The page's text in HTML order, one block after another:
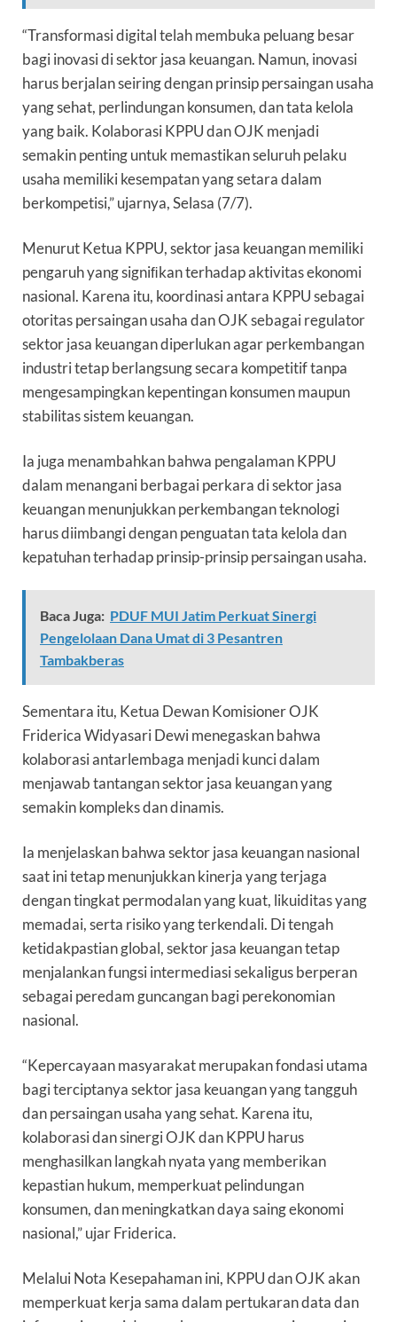
“Transformasi digital telah membuka peluang besar
bagi inovasi di sektor jasa keuangan. Namun, inovasi
harus berjalan seiring dengan prinsip persaingan usaha
yang sehat, perlindungan konsumen, dan tata kelola
yang baik. Kolaborasi KPPU dan OJK menjadi
semakin penting untuk memastikan seluruh pelaku
usaha memiliki kesempatan yang setara dalam
berkompetisi,” ujarnya, Selasa (7/7).
Menurut Ketua KPPU, sektor jasa keuangan memiliki
pengaruh yang signiﬁkan terhadap aktivitas ekonomi
nasional. Karena itu, koordinasi antara KPPU sebagai
otoritas persaingan usaha dan OJK sebagai regulator
sektor jasa keuangan diperlukan agar perkembangan
industri tetap berlangsung secara kompetitif tanpa
mengesampingkan kepentingan konsumen maupun
stabilitas sistem keuangan.
Ia juga menambahkan bahwa pengalaman KPPU
dalam menangani berbagai perkara di sektor jasa
keuangan menunjukkan perkembangan teknologi
harus diimbangi dengan penguatan tata kelola dan
kepatuhan terhadap prinsip-prinsip persaingan usaha.
Baca Juga: PDUF MUI Jatim Perkuat Sinergi
Pengelolaan Dana Umat di 3 Pesantren
Tambakberas
Sementara itu, Ketua Dewan Komisioner OJK
Friderica Widyasari Dewi menegaskan bahwa
kolaborasi antarlembaga menjadi kunci dalam
menjawab tantangan sektor jasa keuangan yang
semakin kompleks dan dinamis.
Ia menjelaskan bahwa sektor jasa keuangan nasional
saat ini tetap menunjukkan kinerja yang terjaga
dengan tingkat permodalan yang kuat, likuiditas yang
memadai, serta risiko yang terkendali. Di tengah
ketidakpastian global, sektor jasa keuangan tetap
menjalankan fungsi intermediasi sekaligus berperan
sebagai peredam guncangan bagi perekonomian
nasional.
“Kepercayaan masyarakat merupakan fondasi utama
bagi terciptanya sektor jasa keuangan yang tangguh
dan persaingan usaha yang sehat. Karena itu,
kolaborasi dan sinergi OJK dan KPPU harus
menghasilkan langkah nyata yang memberikan
kepastian hukum, memperkuat pelindungan
konsumen, dan meningkatkan daya saing ekonomi
nasional,” ujar Friderica.
Melalui Nota Kesepahaman ini, KPPU dan OJK akan
memperkuat kerja sama dalam pertukaran data dan